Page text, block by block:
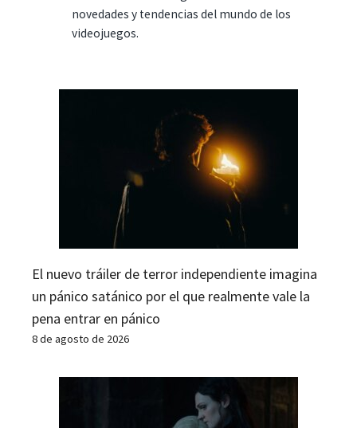
novedades y tendencias del mundo de los
videojuegos.
El nuevo tráiler de terror independiente imagina
un pánico satánico por el que realmente vale la
pena entrar en pánico
8 de agosto de 2026